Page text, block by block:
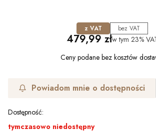
z VAT bez VAT
Cena
479,99 złw tym 23%
Ceny podane bez kosztów
Powiadom mnie o dostępności
Dostępność:
tymczasowo niedostępny